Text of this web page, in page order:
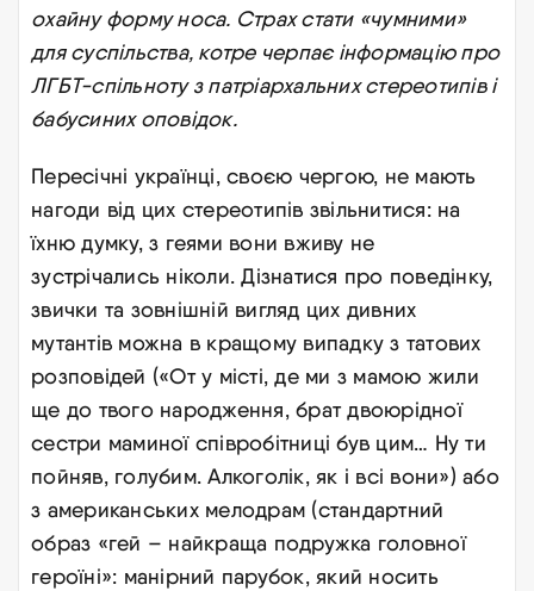
охайну форму носа. Страх стати «чумними»
для суспільства, котре черпає інформацію про
ЛГБТ-спільноту з патріархальних стереотипів і
бабусиних оповідок.
Пересічні українці, своєю чергою, не мають
нагоди від цих стереотипів звільнитися: на
їхню думку, з геями вони вживу не
зустрічались ніколи. Дізнатися про поведінку,
звички та зовнішній вигляд цих дивних
мутантів можна в кращому випадку з татових
розповідей («От у місті, де ми з мамою жили
ще до твого народження, брат двоюрідної
сестри маминої співробітниці був цим… Ну ти
пойняв, голубим. Алкоголік, як і всі вони») або
з американських мелодрам (стандартний
образ «гей – найкраща подружка головної
героїні»: манірний парубок, який носить